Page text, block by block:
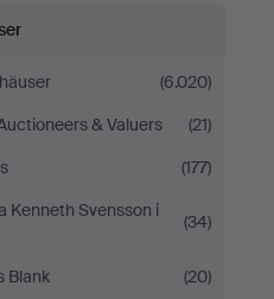
(6.020)
& Valuers
(21)
(177)
Kenneth Svensson i
(34)
Blank
(20)